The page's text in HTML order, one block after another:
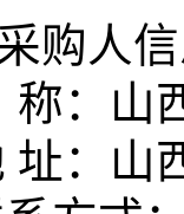
购人
称： 山
： 山